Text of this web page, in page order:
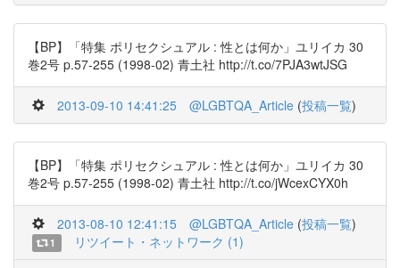
【BP】「特集 ポリセクシュアル : 性とは何か」ユリイカ 30
巻2号 p.57-255 (1998-02) 青土社 http://t.co/7PJA3wtJSG
2013-09-10 14:41:25 @LGBTQA_Article (投稿一覧)
【BP】「特集 ポリセクシュアル : 性とは何か」ユリイカ 30
巻2号 p.57-255 (1998-02) 青土社 http://t.co/jWcexCYX0h
2013-08-10 12:41:15 @LGBTQA_Article (投稿一覧)
1 リツイート・ネットワーク (1)